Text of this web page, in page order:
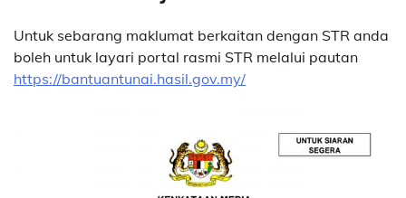
Untuk sebarang maklumat berkaitan dengan STR anda
boleh untuk layari portal rasmi STR melalui pautan
https://bantuantunai.hasil.gov.my/